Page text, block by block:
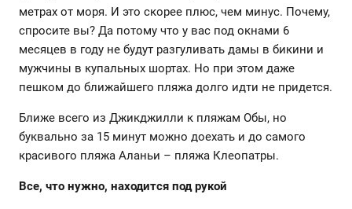
метрах от моря. И это скорее плюс, чем минус. Почему,
спросите вы? Да потому что у вас под окнами 6
месяцев в году не будут разгуливать дамы в бикини и
мужчины в купальных шортах. Но при этом даже
пешком до ближайшего пляжа долго идти не придется.
Ближе всего из Джикджилли к пляжам Обы, но
буквально за 15 минут можно доехать и до самого
красивого пляжа Аланьи – пляжа Клеопатры.
Все, что нужно, находится под рукой